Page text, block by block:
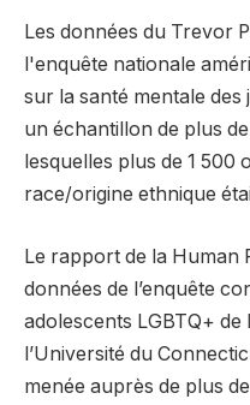
Les données du Trevor
l'enquête nationale
sur la santé mentale des
un échantillon de plus
lesquelles plus de 1 500
race/origine ethnique
Le rapport de la Human
données de l’enquête
adolescents LGBTQ+ de
l’Université du
menée auprès de plus